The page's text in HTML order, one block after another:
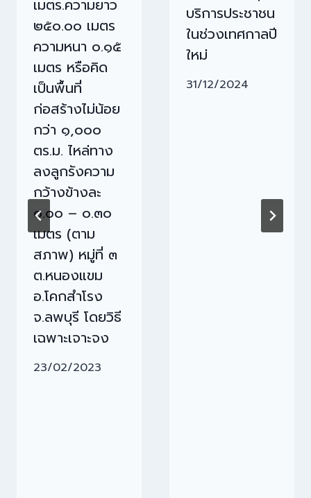
เมตร.ความยาว
๒๕๐.๐๐ เมตร
ความหนา ๐.๑๕
เมตร หรือคิด
เป็นพื้นที่
ก่อสร้างไม่น้อย
กว่า ๑,๐๐๐
ตร.ม. ไหล่ทาง
ลงลูกรังความ
กว้างข้างละ
๐.๐๐ – ๐.๓๐
เมตร (ตาม
สภาพ) หมู่ที่ ๓
ต.หนองแขม
อ.โคกสำโรง
จ.ลพบุรี โดยวิธี
เฉพาะเจาะจง
23/02/2023
บริการประชาชน
ในช่วงเทศกาลปี
ใหม่
31/12/2024